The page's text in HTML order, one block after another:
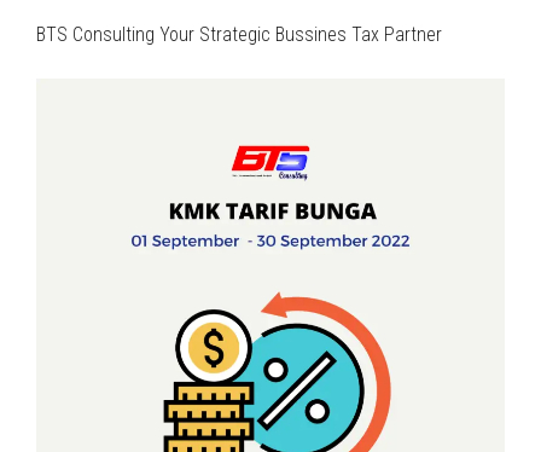
BTS Consulting Your Strategic Bussines Tax Partner